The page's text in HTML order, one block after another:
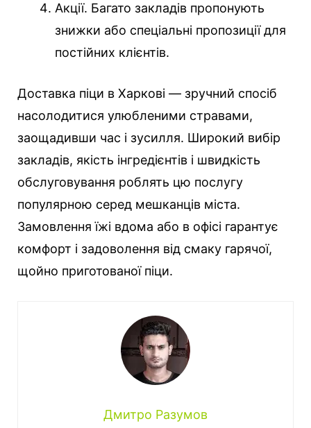
Акції. Багато закладів пропонують
знижки або спеціальні пропозиції для
постійних клієнтів.
Доставка піци в Харкові — зручний спосіб
насолодитися улюбленими стравами,
заощадивши час і зусилля. Широкий вибір
закладів, якість інгредієнтів і швидкість
обслуговування роблять цю послугу
популярною серед мешканців міста.
Замовлення їжі вдома або в офісі гарантує
комфорт і задоволення від смаку гарячої,
щойно приготованої піци.
Дмитро Разумов